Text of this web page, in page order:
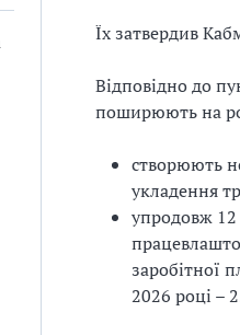
Їх затвердив
Відповідно до
поширюють на
створюють
укладення
упродовж 12
заробітної
2026 році –